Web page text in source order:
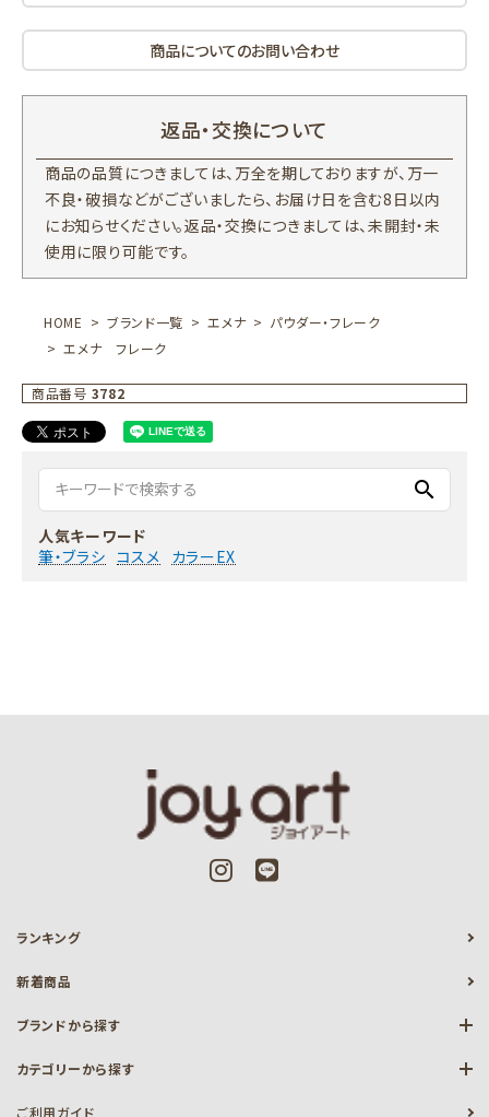
商品についてのお問い合わせ
返品・交換について
商品の品質につきましては、万全を期しておりますが、万一
不良・破損などがございましたら、お届け日を含む8日以内
にお知らせください。返品・交換につきましては、未開封・未
使用に限り可能です。
HOME ブランド一覧 エメナ
パウダー・フレーク
エメナ フレーク
商品番号 3782
search
人気キーワード
筆・ブラシ コスメ カラーEX
ランキング
新着商品
ブランドから探す
カテゴリーから探す
ご利用ガイド